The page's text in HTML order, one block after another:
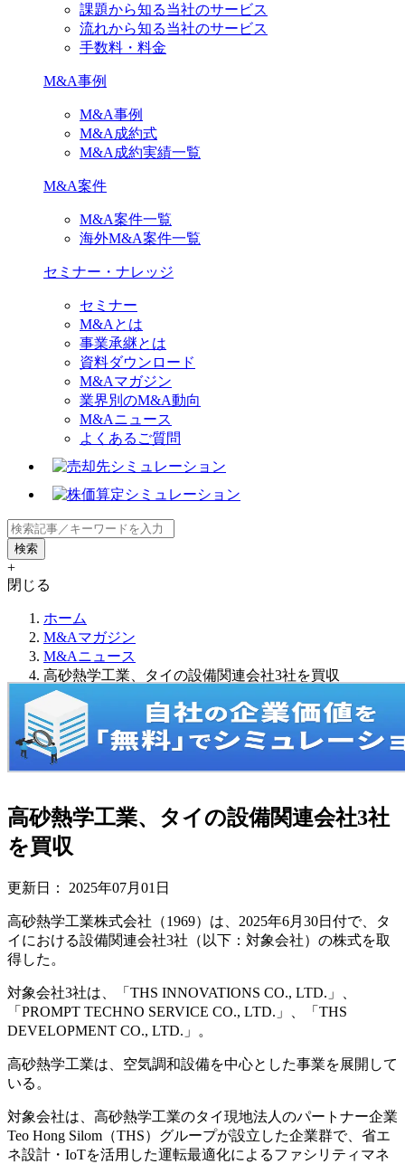
課題から知る当社のサービス
流れから知る当社のサービス
手数料・料金
M&A事例
M&A事例
M&A成約式
M&A成約実績一覧
M&A案件
M&A案件一覧
海外M&A案件一覧
セミナー・ナレッジ
セミナー
M&Aとは
事業承継とは
資料ダウンロード
M&Aマガジン
業界別のM&A動向
M&Aニュース
よくあるご質問
+
閉じる
ホーム
M&Aマガジン
M&Aニュース
高砂熱学工業、タイの設備関連会社3社を買収
高砂熱学工業、タイの設備関連会社3社
を買収
更新日： 2025年07月01日
高砂熱学工業株式会社（1969）は、2025年6月30日付で、タ
イにおける設備関連会社3社（以下：対象会社）の株式を取
得した。
対象会社3社は、「THS INNOVATIONS CO., LTD.」、
「PROMPT TECHNO SERVICE CO., LTD.」、「THS
DEVELOPMENT CO., LTD.」。
高砂熱学工業は、空気調和設備を中心とした事業を展開して
いる。
対象会社は、高砂熱学工業のタイ現地法人のパートナー企業
Teo Hong Silom（THS）グループが設立した企業群で、省エ
ネ設計・IoTを活用した運転最適化によるファシリティマネ